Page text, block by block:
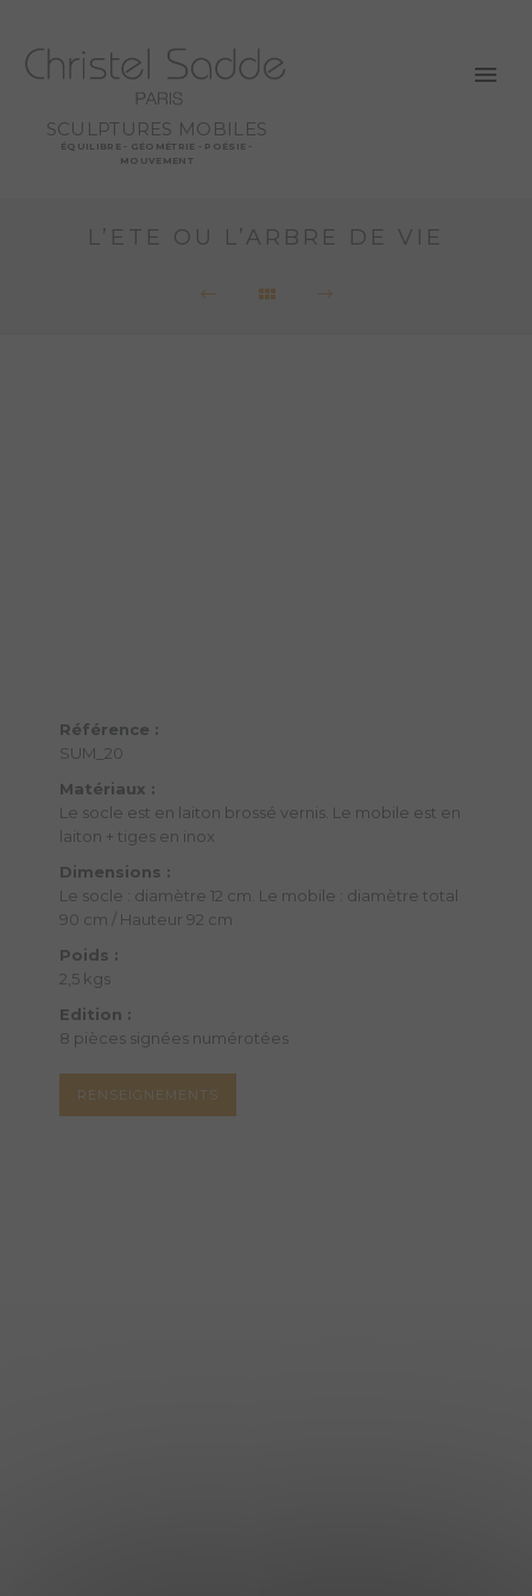
SCULPTURES MOBILES
ÉQUILIBRE - GÉOMÉTRIE - POÉSIE -
MOUVEMENT
L’ETE OU L’ARBRE DE VIE
Référence :
SUM_20
Matériaux :
Le socle est en laiton brossé vernis. Le mobile est en
laiton + tiges en inox
Dimensions :
Le socle : diamètre 12 cm. Le mobile : diamètre total
90 cm / Hauteur 92 cm
Poids :
2,5 kgs
Edition :
8 pièces signées numérotées
RENSEIGNEMENTS